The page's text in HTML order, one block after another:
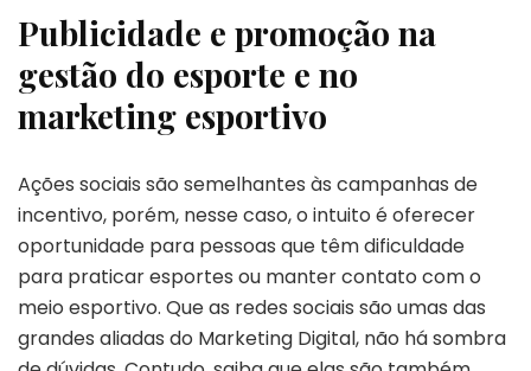
Publicidade e promoção na
gestão do esporte e no
marketing esportivo
Ações sociais são semelhantes às campanhas de
incentivo, porém, nesse caso, o intuito é oferecer
oportunidade para pessoas que têm dificuldade
para praticar esportes ou manter contato com o
meio esportivo. Que as redes sociais são umas das
grandes aliadas do Marketing Digital, não há sombra